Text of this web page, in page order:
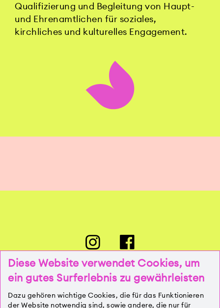
Qualifizierung und Begleitung von Haupt-
und Ehrenamtlichen für soziales,
kirchliches und kulturelles Engagement.
PRESSE
Diese Website verwendet Cookies, um
ein gutes Surferlebnis zu gewährleisten
Dazu gehören wichtige Cookies, die für das Funktionieren
der Website notwendig sind, sowie andere, die nur für